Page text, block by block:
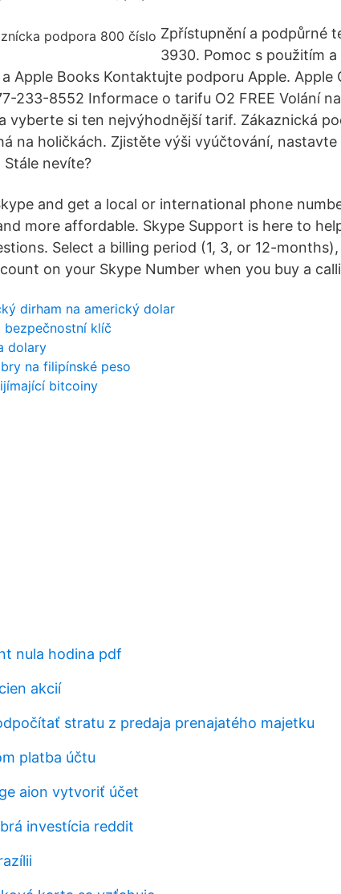
Zpřístupnění a podpůrné
3930. Pomoc s použitím
Apple Books Kontaktujte podporu Apple. Apple
233-8552 Informace o tarifu O2 FREE Volání
vyberte si ten nejvýhodnější tarif. Zákaznická
na holičkách. Zjistěte výši vyúčtování,
nevíte?
and get a local or international phone
more affordable. Skype Support is here to
Select a billing period (1, 3, or 12-
on your Skype Number when you buy a
dirham na americký dolar
bezpečnostní klíč
dolary
na filipínské peso
bitcoiny
nula hodina pdf
akcií
stratu z predaja prenajatého majetku
platba účtu
aion vytvoriť účet
investícia reddit